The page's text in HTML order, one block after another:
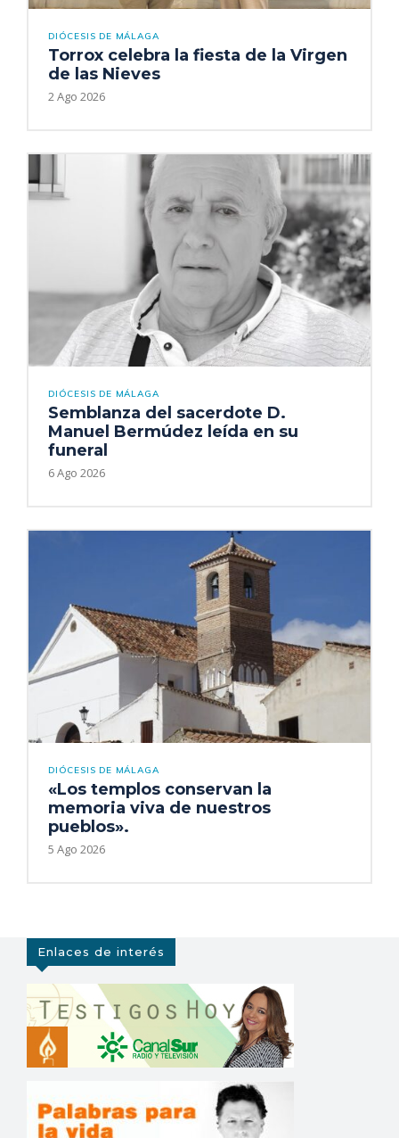
DIÓCESIS DE MÁLAGA
Torrox celebra la fiesta de la Virgen
de las Nieves
2 Ago 2026
DIÓCESIS DE MÁLAGA
Semblanza del sacerdote D.
Manuel Bermúdez leída en su
funeral
6 Ago 2026
DIÓCESIS DE MÁLAGA
«Los templos conservan la
memoria viva de nuestros
pueblos».
5 Ago 2026
Enlaces de interés